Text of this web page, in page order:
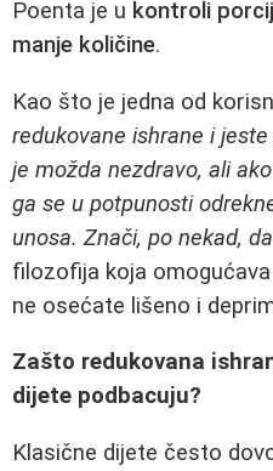
Poenta je u kontroli
manje količine.
Kao što je jedna od
redukovane ishrane i
je možda nezdravo, ali
ga se u potpunosti
unosa. Znači, po nekad,
filozofija koja
ne osećate lišeno i
Zašto redukovana
dijete podbacuju?
Klasične dijete često